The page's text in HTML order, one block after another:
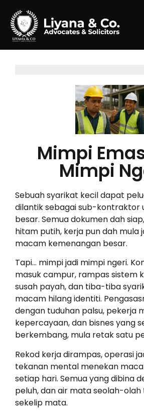
Mimpi
Mimpi
Sebuah syarikat kecil dapat
dilantik sebagai sub-kontraktor
besar. Semua dokumen dah
hitam putih, kerja pun dah mula
macam kemenangan besar.
Tapi… mimpi jadi mimpi ngeri.
masuk campur, rampas sistem
susah payah, dan tiba-tiba
macam hilang identiti.
dengan tuduhan palsu, pekerja
kepercayaan, dan bisnes yang
berkembang, mula retak satu
Rekod kerja dirampas, operasi
tekanan mental menekan
setiap hari. Semua yang dibina
peluh, dan air mata seolah-
sekelip mata.